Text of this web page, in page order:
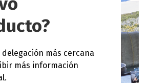
delegación más cercana
más información